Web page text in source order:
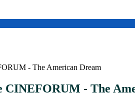
- The American Dream
CINEFORUM - The